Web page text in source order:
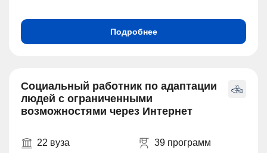
Подробнее
Социальный работник по адаптации
людей с ограниченными
возможностями через Интернет
22 вуза 39 программ